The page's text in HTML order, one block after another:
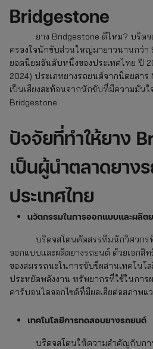
Bridgestone
ยาง Bridgestone ดีไหม? บริดจส
ครองใจนักขับส่วนใหญ่มายาวนานกว่า
ยอดนิยมอันดับหนึ่งของประเทศไทย ปี
2024) ประเภทยางรถยนต์จากนิตยสาร
เป็นเสียงสะท้อนจากนักขับที่มีความมั่น
Bridgestone
ปัจจัยที่ทำให้ยาง
เป็นผู้นำตลาดยาง
ประเทศไทย
นวัตกรรมในการออกแบบและผลิต
บริดจสโตนคัดสรรทีมนักวิศวกรที่
ออกแบบและผลิตยางรถยนต์ ด้วยเอกสิ
ของสมรรถนะในการขับขี่ผสานเทคโนโ
ประหยัดพลังงาน ทรัพยากรที่ใช้ในการ
คาร์บอนไดออกไซด์ที่มีผลเสียต่อสภาพแ
เทคโนโลยีการทดสอบยางรถยนต์
บริดจสโตนให้ความสำคัญกับการ